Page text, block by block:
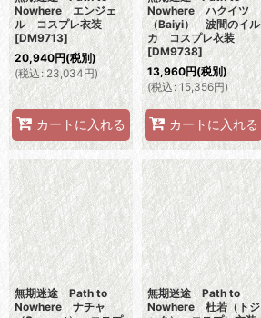
Nowhere エンジェ
ル コスプレ衣装
[DM9713]
20,940円(税別)
(税込: 23,034円)
カートに入れる
Nowhere ハクイツ
（Baiyi） 波間のイル
カ コスプレ衣装
[DM9738]
13,960円(税別)
(税込: 15,356円)
カートに入れる
無期迷途 Path to
Nowhere ナチャ
無期迷途 Path to
Nowhere 杜若（トジ